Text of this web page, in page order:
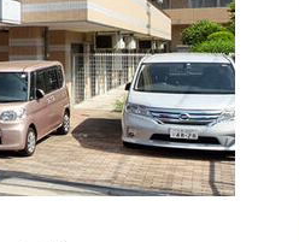
記事を読む